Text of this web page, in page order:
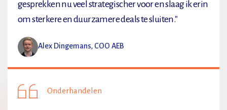
gesprekken nu veel strategischer voor en slaag ik erin
om sterkere en duurzamere deals te sluiten."
Alex Dingemans, COO AEB
Onderhandelen